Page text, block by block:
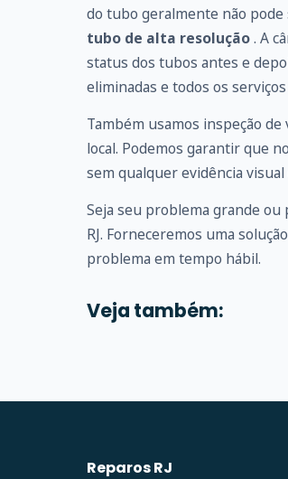
do tubo geralmente não
tubo de alta resolução. A
status dos tubos antes e
eliminadas e todos os
Também usamos inspeção
local. Podemos garantir que
sem qualquer evidência visual
Seja seu problema grande
RJ. Forneceremos uma
problema em tempo hábil.
Veja também:
Reparos RJ